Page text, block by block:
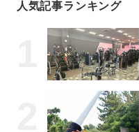
人気記事ランキング